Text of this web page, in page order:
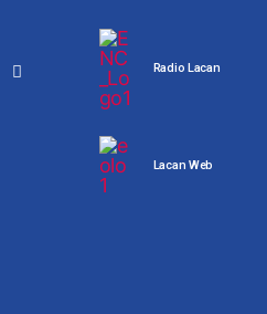
Radio Lacan
Lacan Web